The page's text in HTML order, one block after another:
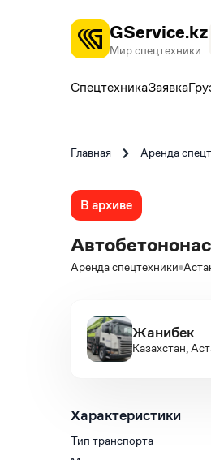
GService.kz
Мир спецтехники
СпецтехникаЗаявка
Главная Аренда
В архиве
Аренда спецтехники
Жанибек
Казахстан,
Характеристики
Тип транспорта